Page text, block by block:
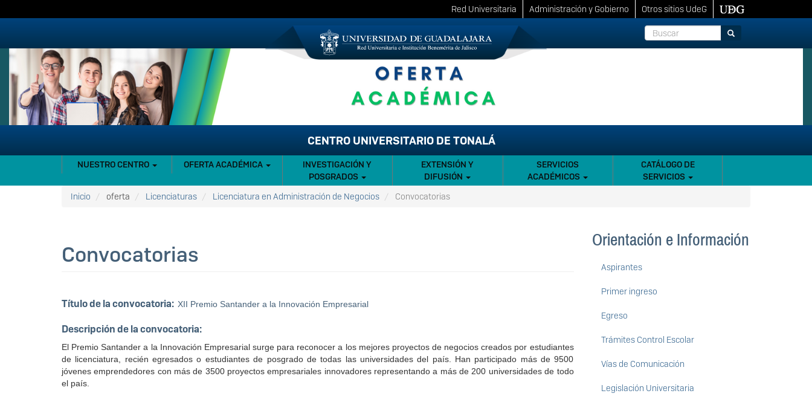
al
Red Universitaria Administración y Gobierno
Otros sitios UdeG
Buscar
Buscar
CENTRO UNIVERSITARIO DE TONALÁ
NAVEGACIÓN
PRINCIPAL
NUESTRO CENTRO OFERTA ACADÉMICA
INVESTIGACIÓN Y
POSGRADOS
EXTENSIÓN Y
DIFUSIÓN
SERVICIOS
ACADÉMICOS
CATÁLOGO DE
SERVICIOS
Inicio
oferta Licenciaturas Licenciatura en Administración de Negocios Convocatorias
Convocatorias
Título de la convocatoria: XII Premio Santander a la Innovación Empresarial
Descripción de la convocatoria:
El Premio Santander a la Innovación Empresarial surge para reconocer a los mejores proyectos de negocios creados por estudiantes
de licenciatura, recién egresados o estudiantes de posgrado de todas las universidades del país. Han participado más de 9500
jóvenes emprendedores con más de 3500 proyectos empresariales innovadores representando a más de 200 universidades de todo
el país.
Orientación e Información
Aspirantes
Primer ingreso
Egreso
Trámites Control Escolar
Vías de Comunicación
Legislación Universitaria